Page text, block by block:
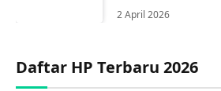
2 April 2026
Daftar HP Terbaru 2026